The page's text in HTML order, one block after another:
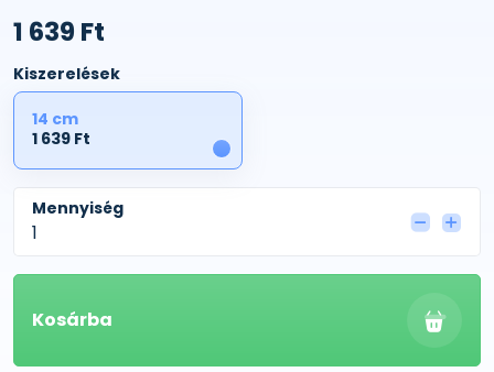
1 639 Ft
Kiszerelések
1
14 cm
1 639 Ft
Mennyiség
Kosárba